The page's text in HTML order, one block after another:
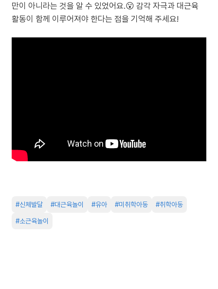
만이 아니라는 것을 알 수 있었어요.😮 감각 자극과 대근육
활동이 함께 이루어져야 한다는 점을 기억해 주세요!
#신체발달 #대근육놀이 #유아 #미취학아동 #취학아동
#소근육놀이